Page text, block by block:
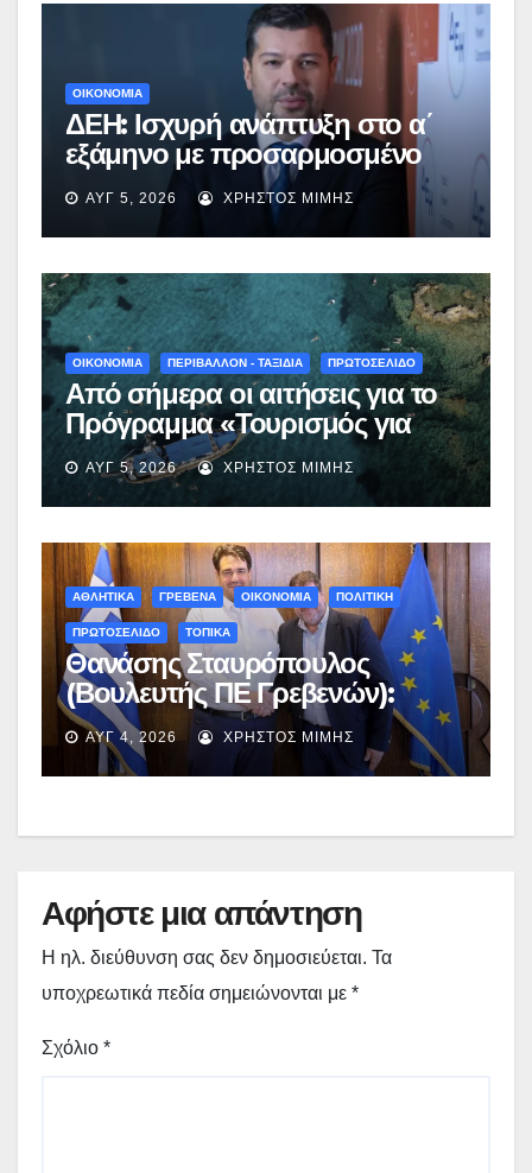
ΟΙΚΟΝΟΜΙΑ
ΔΕΗ: Ισχυρή ανάπτυξη στο α΄
εξάμηνο με προσαρμοσμένο
EBITDA στα €1,2 δισ.
ΑΥΓ 5, 2026 ΧΡΉΣΤΟΣ ΜΊΜΗΣ
ΟΙΚΟΝΟΜΙΑ ΠΕΡΙΒΑΛΛΟΝ - ΤΑΞΙΔΙΑ ΠΡΩΤΟΣΕΛΙΔΟ
Από σήμερα οι αιτήσεις για το
Πρόγραμμα «Τουρισμός για
Όλους 2026-2027» – Πότε λήγει
η προσθεσμία
ΑΥΓ 5, 2026 ΧΡΉΣΤΟΣ ΜΊΜΗΣ
ΑΘΛΗΤΙΚΑ ΓΡΕΒΕΝΑ ΟΙΚΟΝΟΜΙΑ ΠΟΛΙΤΙΚΗ
ΠΡΩΤΟΣΕΛΙΔΟ ΤΟΠΙΚΑ
Θανάσης Σταυρόπουλος
(Βουλευτής ΠΕ Γρεβενών):
Έκτακτη χρηματοδότηση
400.000€ για επιπλέον
εργασίες στο Δημοτικό Στάδιο
ΑΥΓ 4, 2026 ΧΡΉΣΤΟΣ ΜΊΜΗΣ
Αφήστε μια απάντηση
Η ηλ. διεύθυνση σας δεν δημοσιεύεται. Τα
υποχρεωτικά πεδία σημειώνονται με *
Σχόλιο *